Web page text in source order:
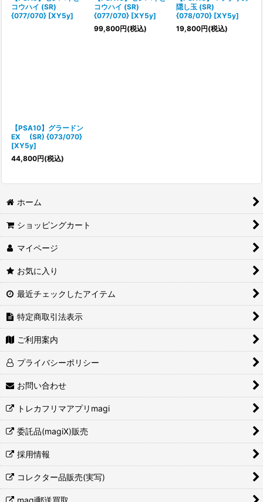
コウハイ (SR)
{077/070} [XY5y]
コウハイ (SR)
{077/070} [XY5y]
99,800円(税込)
隠し玉 (SR)
{078/070} [XY5y]
19,800円(税込)
【PSA10】グラードン
EX (SR) {073/070}
[XY5y]
44,800円(税込)
ホーム
ショッピングカート
マイページ
お気に入り
最近チェックしたアイテム
特定商取引法表示
ご利用案内
プライバシーポリシー
お問い合わせ
トレカフリマアプリmagi
委託品(magiX)販売
採用情報
コレクター品販売(実写)
magi郵送買取